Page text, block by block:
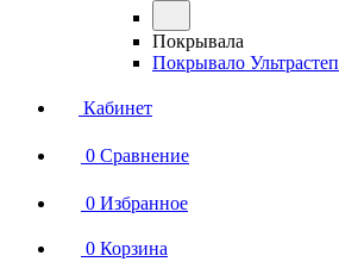
Покрывала
Покрывало Ультрастеп
Кабинет
0 Сравнение
0 Избранное
0 Корзина